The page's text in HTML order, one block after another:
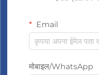
Email
मोबाइल/WhatsApp